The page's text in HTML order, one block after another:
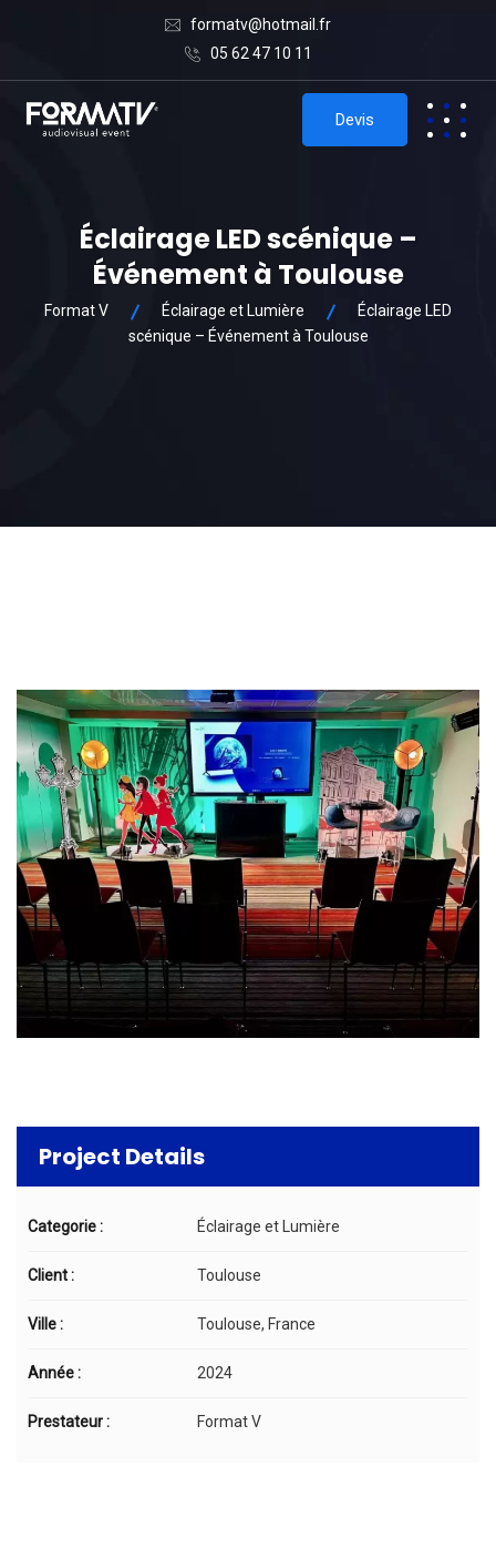
formatv@hotmail.fr
05 62 47 10 11
Devis
Éclairage LED scénique –
Événement à Toulouse
Format V Éclairage et Lumière
Éclairage LED
scénique – Événement à Toulouse
Project Details
Categorie : Éclairage et Lumière
Client : Toulouse
Ville : Toulouse, France
Année : 2024
Prestateur : Format V